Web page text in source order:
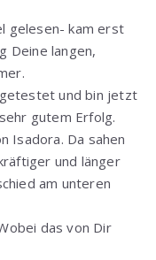
gelesen- kam erst
Deine langen,
getestet und bin jetzt
gutem Erfolg.
Isadora. Da sahen
und länger
am unteren
das von Dir